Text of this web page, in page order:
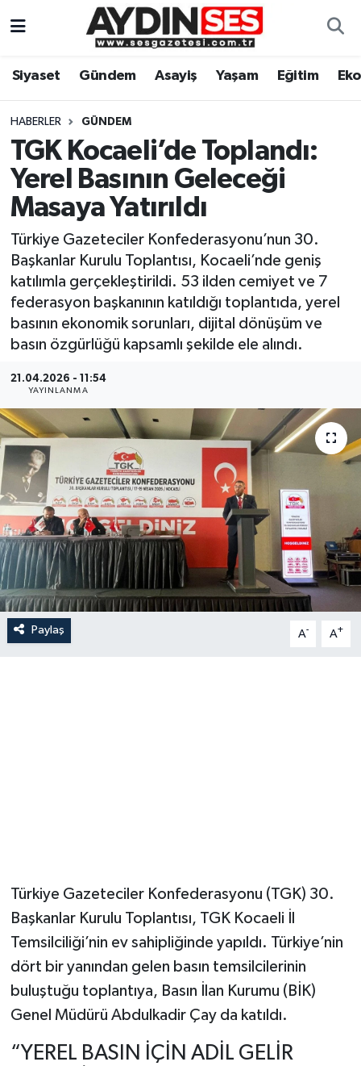
Siyaset Gündem Asayiş Yaşam Eğitim
HABERLER GÜNDEM
TGK Kocaeli’de Toplandı:
Yerel Basının Geleceği
Masaya Yatırıldı
Türkiye Gazeteciler Konfederasyonu’nun 30.
Başkanlar Kurulu Toplantısı, Kocaeli’nde geniş
katılımla gerçekleştirildi. 53 ilden cemiyet ve 7
federasyon başkanının katıldığı toplantıda, yerel
basının ekonomik sorunları, dijital dönüşüm ve
basın özgürlüğü kapsamlı şekilde ele alındı.
21.04.2026 - 11:54
YAYINLANMA
Paylaş A- A+
Türkiye Gazeteciler Konfederasyonu (TGK) 30.
Başkanlar Kurulu Toplantısı, TGK Kocaeli İl
Temsilciliği’nin ev sahipliğinde yapıldı. Türkiye’nin
dört bir yanından gelen basın temsilcilerinin
buluştuğu toplantıya, Basın İlan Kurumu (BİK)
Genel Müdürü Abdulkadir Çay da katıldı.
“YEREL BASIN İÇİN ADİL GELİR
Gündem
Siyaset
Ekonomi
Yaşam
Eğitim
Kültür Sanat
Spor
Aydın Hava Durumu
Aydin Namaz Vakitleri
Aydın Trafik Yoğunluk Haritası
Süper Lig Puan Durumu ve Fikstür
Tüm Manşetler
Son Dakika Haberleri
Haber Arşivi